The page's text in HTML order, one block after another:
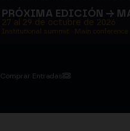
PRÓXIMA EDICIÓN →
27 al 29 de octubre de 2026
Institutional summit · Main conference
Comprar Entradas